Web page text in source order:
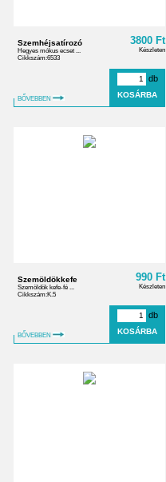
Szemhéjsatírozó
Hegyes mókus ecset ...
Cikkszám:6533
BŐVEBBEN
3800 Ft
Készleten
db
Szemöldökkefe
Szemöldök kefe-fé ...
Cikkszám:K.5
BŐVEBBEN
990 Ft
Készleten
db